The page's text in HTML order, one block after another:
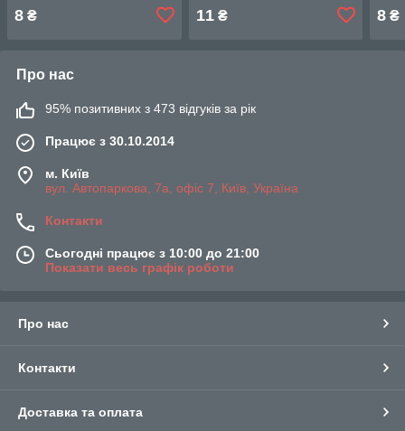
8 ₴ 11₴ 8 ₴
Про нас
95% позитивних з 473 відгуків за рік
Працює з 30.10.2014
м. Київ
вул. Автопаркова, 7а, офіс 7, Київ, Україна
Контакти
Сьогодні працює з 10:00 до 21:00
Показати весь графік роботи
Про нас
Контакти
Доставка та оплата